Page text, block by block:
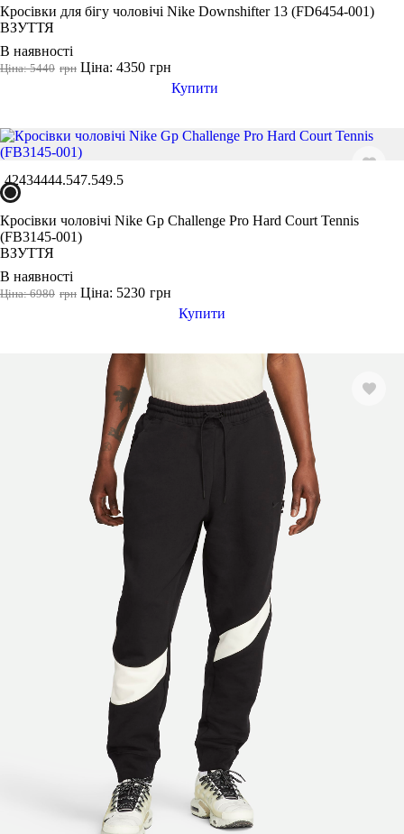
Кросівки для бігу чоловічі Nike Downshifter 13 (FD6454-001)
ВЗУТТЯ
В наявності
грн
Ціна: 5440 грн
Ціна: 4350
Купити
42434444.547.549.5
Кросівки чоловічі Nike Gp Challenge Pro Hard Court Tennis
(FB3145-001)
ВЗУТТЯ
В наявності
грн
Ціна: 6980 грн
Ціна: 5230
Купити